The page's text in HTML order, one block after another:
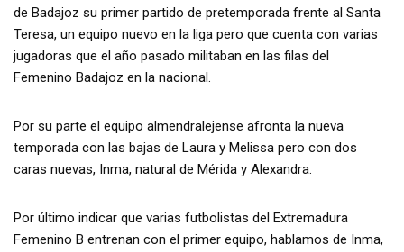
de Badajoz su primer partido de pretemporada frente al Santa
Teresa, un equipo nuevo en la liga pero que cuenta con varias
jugadoras que el año pasado militaban en las filas del
Femenino Badajoz en la nacional.
Por su parte el equipo almendralejense afronta la nueva
temporada con las bajas de Laura y Melissa pero con dos
caras nuevas, Inma, natural de Mérida y Alexandra.
Por último indicar que varias futbolistas del Extremadura
Femenino B entrenan con el primer equipo, hablamos de Inma,